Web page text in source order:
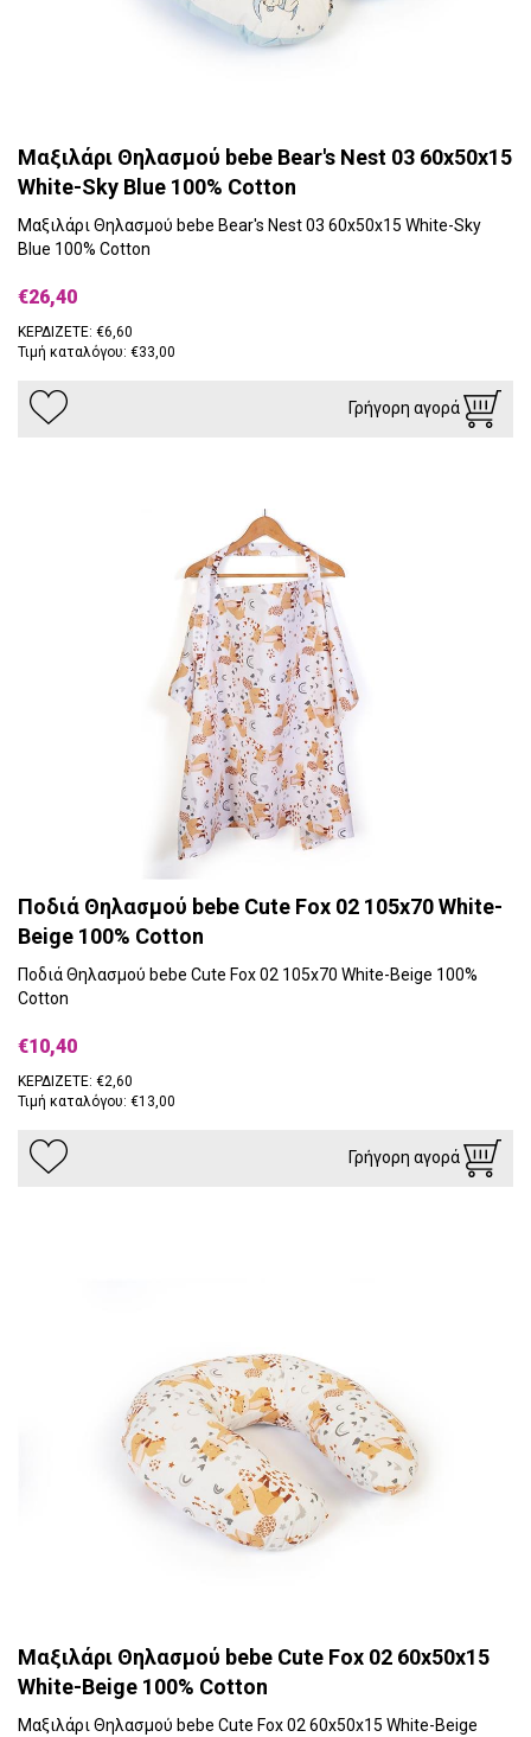
Μαξιλάρι Θηλασμού bebe Bear's Nest 03 60x50x15
White-Sky Blue 100% Cotton
Μαξιλάρι Θηλασμού bebe Bear's Nest 03 60x50x15 White-Sky
Blue 100% Cotton
€26,40
ΚΕΡΔΙΖΕΤΕ: €6,60
Τιμή καταλόγου: €33,00
Γρήγορη αγορά
Ποδιά Θηλασμού bebe Cute Fox 02 105x70 White-
Beige 100% Cotton
Ποδιά Θηλασμού bebe Cute Fox 02 105x70 White-Beige 100%
Cotton
€10,40
ΚΕΡΔΙΖΕΤΕ: €2,60
Τιμή καταλόγου: €13,00
Γρήγορη αγορά
Μαξιλάρι Θηλασμού bebe Cute Fox 02 60x50x15
White-Beige 100% Cotton
Μαξιλάρι Θηλασμού bebe Cute Fox 02 60x50x15 White-Beige